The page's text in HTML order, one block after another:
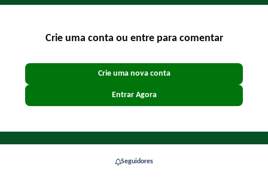
Crie uma conta ou entre para comentar
Crie uma nova conta
Entrar Agora
Seguidores